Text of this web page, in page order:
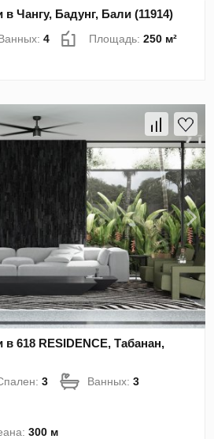
Чангу, Бадунг, Бали (11914)
4 Площадь:250 м²
618 RESIDENCE, Табанан,
3 Ванных:3
300 м